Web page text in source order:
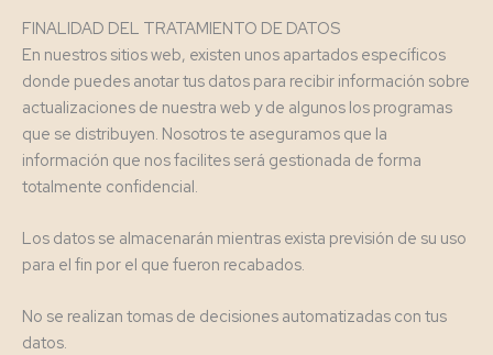
FINALIDAD DEL TRATAMIENTO DE DATOS
En nuestros sitios web, existen unos apartados específicos
donde puedes anotar tus datos para recibir información sobre
actualizaciones de nuestra web y de algunos los programas
que se distribuyen. Nosotros te aseguramos que la
información que nos facilites será gestionada de forma
totalmente confidencial.
Los datos se almacenarán mientras exista previsión de su uso
para el fin por el que fueron recabados.
No se realizan tomas de decisiones automatizadas con tus
datos.